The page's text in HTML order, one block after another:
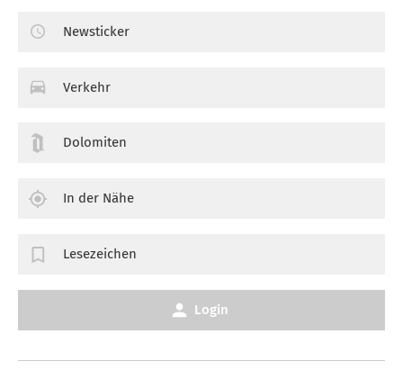
Newsticker
Verkehr
Dolomiten
In der Nähe
Lesezeichen
Login